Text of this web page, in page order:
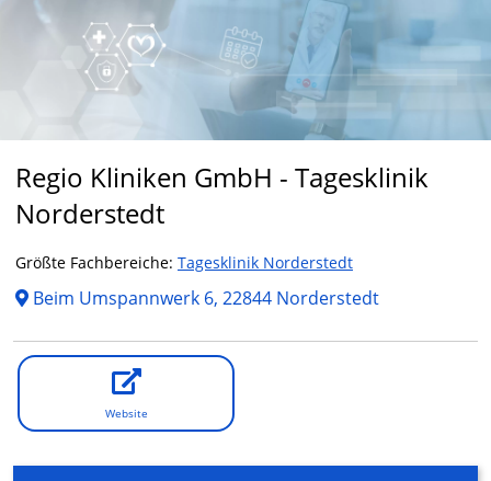
Finden
Regio Kliniken GmbH - Tagesklinik
Norderstedt
Größte Fachbereiche: Tagesklinik Norderstedt
Beim Umspannwerk 6, 22844 Norderstedt
Website